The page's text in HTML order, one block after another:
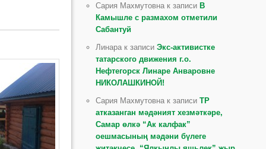
Сария Махмутовна к записи В
Камышле с размахом отметили
Сабантуй
Линара к записиЭкс-активистке
татарского движения г.о.
Нефтегорск Линаре Анваровне
НИКОЛАШКИНОЙ!
Сария Махмутовна к записиТР
атказанган мәдәният хезмәткәре,
Самар өлкә “Ак калфак”
оешмасының мәдәни бүлеге